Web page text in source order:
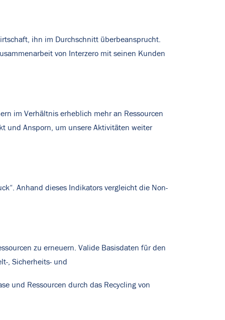
ihn im Durchschnitt überbeansprucht.
von Interzero mit seinen Kunden
im Verhältnis erheblich mehr an Ressourcen
und Ansporn, um unsere Aktivitäten weiter
Anhand dieses Indikators vergleicht die Non-
zu erneuern. Valide Basisdaten für den
, Sicherheits- und
und Ressourcen durch das Recycling von